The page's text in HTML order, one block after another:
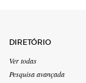
DIRETÓRIO
Ver todas
Pesquisa avançada